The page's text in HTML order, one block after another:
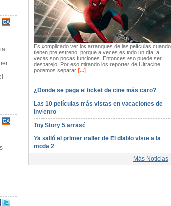
Es complicado ver los arranques de las películas cuando
tienen pre estreno, porque a veces es todo un día, a
veces son pocas funciones. Entonces eso puede ser
desparejo. Por eso mirando los reportes de Ultracine
podemos separar[...]
¿Donde se paga el ticket de cine más caro?
Las 10 películas más vistas en vacaciones de
invienro
Toy Story 5 arrasó
Ya salió el primer trailer de El diablo viste a la
moda 2
Más Noticias